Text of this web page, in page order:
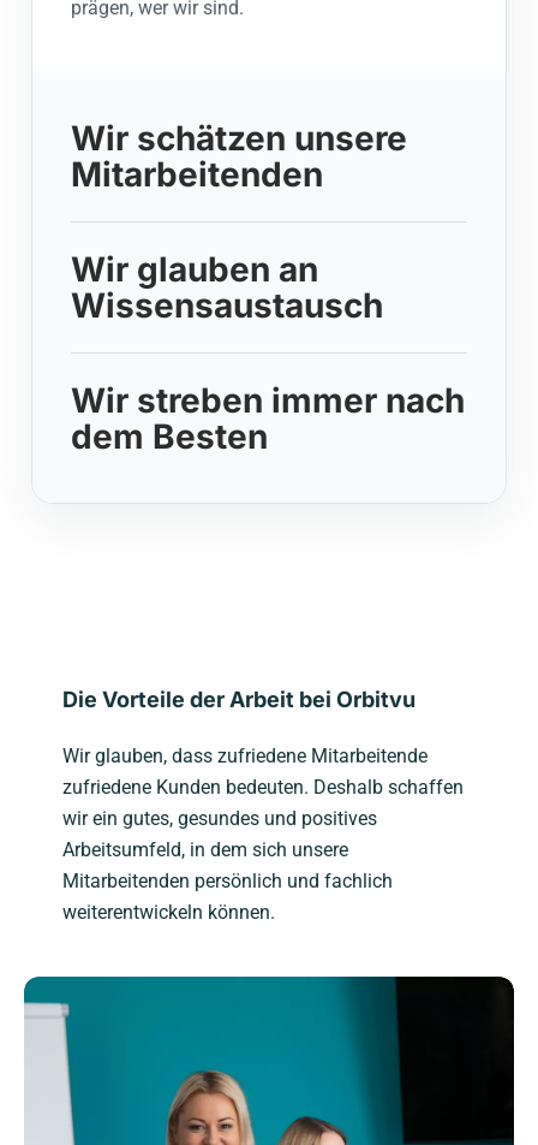
prägen, wer wir sind.
Wir schätzen unsere
Mitarbeitenden
Wir glauben an
Wissensaustausch
Wir streben immer nach
dem Besten
Die Vorteile der Arbeit bei Orbitvu
Wir glauben, dass zufriedene Mitarbeitende
zufriedene Kunden bedeuten. Deshalb schaffen
wir ein gutes, gesundes und positives
Arbeitsumfeld, in dem sich unsere
Mitarbeitenden persönlich und fachlich
weiterentwickeln können.